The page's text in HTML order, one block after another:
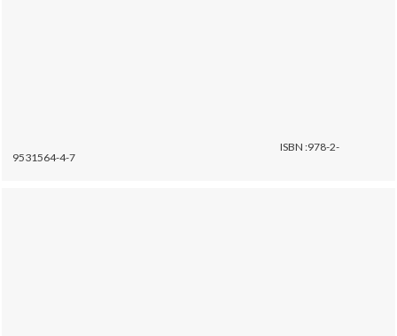
ISBN :978-2-
9531564-4-7